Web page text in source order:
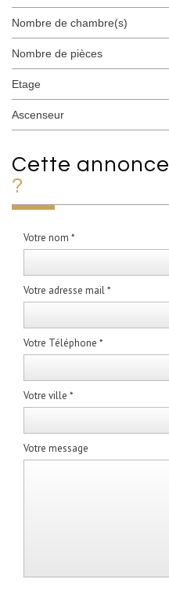
Nombre de chambre(s)
Nombre de pièces
Etage
Ascenseur
cette annonce
?
Votre nom *
Votre adresse mail *
Votre Téléphone *
Votre ville *
Votre message